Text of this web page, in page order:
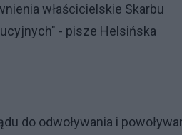
właścicielskie Skarbu
- pisze Helsińska
do odwoływania i